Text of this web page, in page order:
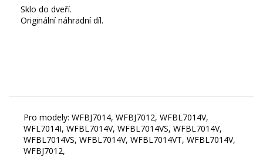
Sklo do dveří.
Originální náhradní díl.
Pro modely: WFBJ7014, WFBJ7012, WFBL7014V,
WFL7014I, WFBL7014V, WFBL7014VS, WFBL7014V,
WFBL7014VS, WFBL7014V, WFBL7014VT, WFBL7014V,
WFBJ7012,